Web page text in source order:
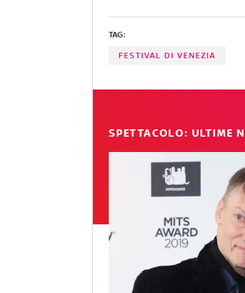
TAG:
FESTIVAL DI VENEZIA
SPETTACOLO: ULTIME